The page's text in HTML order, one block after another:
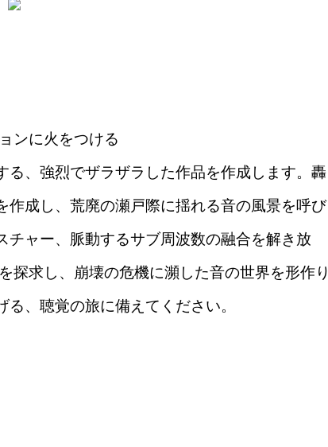
ンに火をつける
、強烈でザラザラした作品を作成します。轟
成し、荒廃の瀬戸際に揺れる音の風景を呼び
ャー、脈動するサブ周波数の融合を解き放
探求し、崩壊の危機に瀕した音の世界を形作り
、聴覚の旅に備えてください。